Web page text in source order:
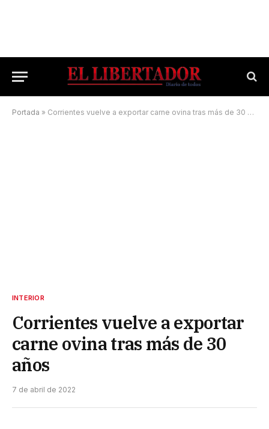
Portada » Corrientes vuelve a exportar carne ovina tras más de 30 años
INTERIOR
Corrientes vuelve a exportar
carne ovina tras más de 30
años
7 de abril de 2022